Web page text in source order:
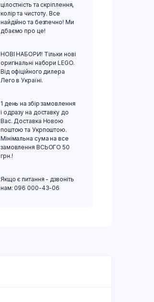
цілостність та скріплення,
колір та чистоту. Все
найдійно та безпечно! Ми
дбаємо про це!
НОВІ НАБОРИ! Тільки нові
оригінальні набори LEGO.
Від офіційного дилера
Лего в Україні.
1 день на збір замовлення
і одразу на доставку до
Вас. Доставка Новою
поштою та Укрпоштою.
Мінімальна сума на все
замовлення ВСЬОГО 50
грн.!
Якщо є питання - дзвоніть
нам: 096 000-43-06